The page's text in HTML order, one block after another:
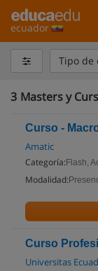
ecuador
Tipo de
3 Masters y
Curso -
Amatic
Categoría: Flash,
Modalidad:
Curso
Universitas